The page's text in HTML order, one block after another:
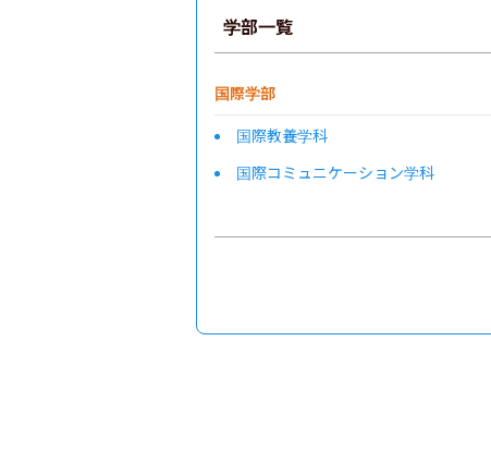
学部一覧
国際学部
国際教養学科
国際コミュニケーション学科